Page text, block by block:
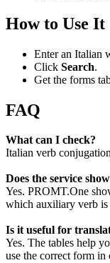
How to Use It
Enter an Italian
Click Search.
Get the forms
FAQ
What can I check?
Italian verb
Does the service
Yes. PROMT.One
which auxiliary verb is
Is it useful for
Yes. The tables help
use the correct form in